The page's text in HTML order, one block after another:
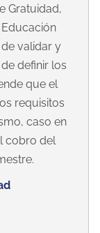
Gratuidad,
validar y
definir los
que el
requisitos
caso en
cobro del